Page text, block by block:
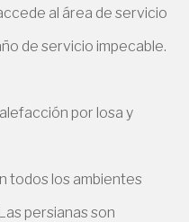
al área de servicio
de servicio impecable.
por losa y
todos los ambientes
persianas son